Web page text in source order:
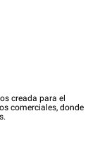
creada para el
comerciales, donde